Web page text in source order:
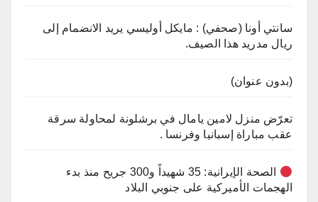
سانتي أونا (صحفي) : مايكل أوليسي يريد الانضمام إلى
ريال مدريد هذا الصيف.
(بدون عنوان)
تعرّض منزل لامين يامال في برشلونة لمحاولة سرقة
عقب مباراة إسبانيا وفرنسا .
الصحة الإيرانية: 35 شهيداً و300 جريح منذ بدء
الهجمات الأميركية على جنوبي البلاد